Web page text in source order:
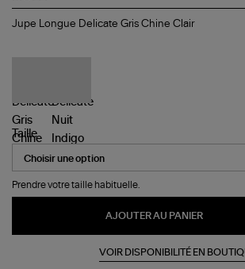
Jupe
Jupe Longue Delicate Gris Chine Clair
Taille
Prendre votre taille habituelle.
AJOUTER AU PANIER
VOIR DISPONIBILITÉ EN